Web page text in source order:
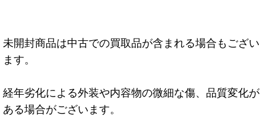
未開封商品は中古での買取品が含まれる場合もござい
ます。
経年劣化による外装や内容物の微細な傷、品質変化が
ある場合がございます。